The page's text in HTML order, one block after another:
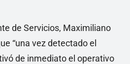
de Servicios, Maximiliano
“una vez detectado el
de inmediato el operativo